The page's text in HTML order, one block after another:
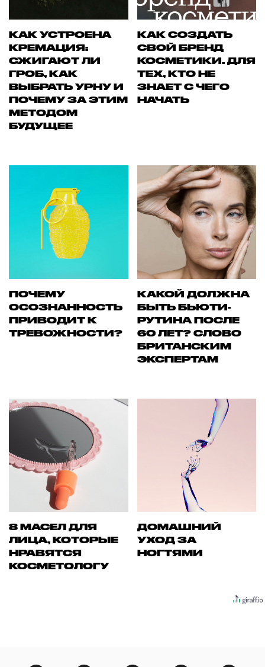
КАК УСТРОЕНА
КРЕМАЦИЯ:
СЖИГАЮТ ЛИ
ГРОБ, КАК
ВЫБРАТЬ УРНУ И
ПОЧЕМУ ЗА ЭТИМ
МЕТОДОМ
БУДУЩЕЕ
КАК СОЗДАТЬ
СВОЙ БРЕНД
КОСМЕТИКИ. ДЛЯ
ТЕХ, КТО НЕ
ЗНАЕТ С ЧЕГО
НАЧАТЬ
ПОЧЕМУ
ОСОЗНАННОСТЬ
ПРИВОДИТ К
ТРЕВОЖНОСТИ?
КАКОЙ ДОЛЖНА
БЫТЬ БЬЮТИ-
РУТИНА ПОСЛЕ
60 ЛЕТ? СЛОВО
БРИТАНСКИМ
ЭКСПЕРТАМ
8 МАСЕЛ ДЛЯ
ЛИЦА, КОТОРЫЕ
НРАВЯТСЯ
КОСМЕТОЛОГУ
ДОМАШНИЙ
УХОД ЗА
НОГТЯМИ